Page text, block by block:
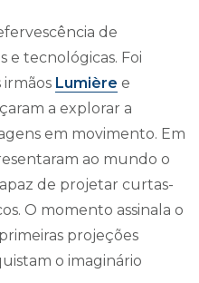
de
e tecnológicas. Foi
irmãos Lumière e
a explorar a
em movimento. Em
ao mundo o
de projetar curtas-
O momento assinala o
projeções
o imaginário